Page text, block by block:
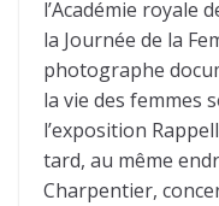
l’Académie royale
la Journée de la
photographe
la vie des femmes
l’exposition
tard, au même
Charpentier,